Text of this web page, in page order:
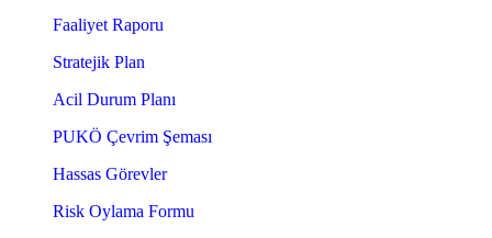
Faaliyet Raporu
Stratejik Plan
Acil Durum Planı
PUKÖ Çevrim Şeması
Hassas Görevler
Risk Oylama Formu